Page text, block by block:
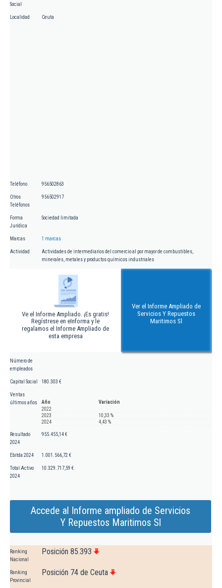
Social
Localidad Ceuta
Teléfono 956502863
Otros
Teléfonos
956502917
Forma
Jurídica
Sociedad limitada
Marcas 1 marcas
Actividad
Actividades de intermediarios del comercio al por mayor de combustibles,
minerales, metales y productos químicos industriales
Ve el Informe Ampliado. ¡Es gratis!
Regístrese en eInforma y le
regalamos el Informe Ampliado de
esta empresa
Ver el Informe Ampliado de
Servicios Y Repuestos
Maritimos Sl
Número de
empleados
Capital Social 180.303 €
Ventas
últimos años
Año
Variación
2022
2023
10,33 %
2024
4,43 %
Resultado
2024
955.455,14 €
Ebitda 2024 1.001.566,72 €
Total Activo
2024
10.329.717,59 €
Accede al Informe ampliado de Servicios
Y Repuestos Maritimos Sl
Ranking
Nacional
Posición 85.393
Ranking
Provincial
Posición 74 de Ceuta